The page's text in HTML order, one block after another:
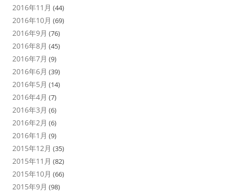
2016年11月 (44)
2016年10月 (69)
2016年9月 (76)
2016年8月 (45)
2016年7月 (9)
2016年6月 (39)
2016年5月 (14)
2016年4月 (7)
2016年3月 (6)
2016年2月 (6)
2016年1月 (9)
2015年12月 (35)
2015年11月 (82)
2015年10月 (66)
2015年9月 (98)